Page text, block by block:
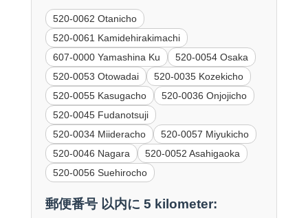
520-0062 Otanicho
520-0061 Kamidehirakimachi
607-0000 Yamashina Ku
520-0054 Osaka
520-0053 Otowadai
520-0035 Kozekicho
520-0055 Kasugacho
520-0036 Onjojicho
520-0045 Fudanotsuji
520-0034 Miideracho
520-0057 Miyukicho
520-0046 Nagara
520-0052 Asahigaoka
520-0056 Suehirocho
郵便番号 以内に 5 kilometer: